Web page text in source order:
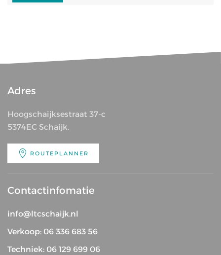
Adres
Hoogschaijksestraat 37-c
5374EC Schaijk.
ROUTEPLANNER
Contactinfomatie
info@ltcschaijk.nl
Verkoop: 06 336 683 56
Techniek: 06 129 699 06